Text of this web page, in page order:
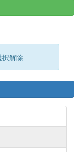
解除